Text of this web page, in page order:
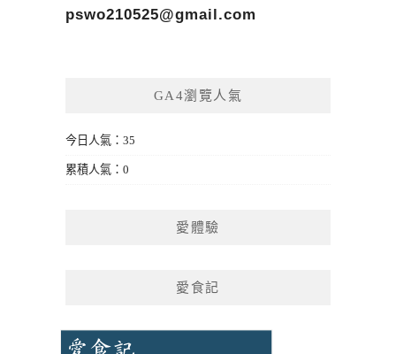
pswo210525@gmail.com
GA4瀏覽人氣
今日人氣：35
累積人氣：0
愛體驗
愛食記